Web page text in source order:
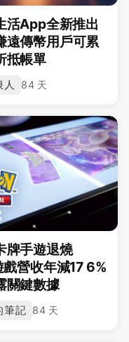
活App全新推出
遠傳幣用戶可累
抵帳單
人 84 天
牌手遊退燒
營收年減17 6%
關鍵數據
筆記 84 天